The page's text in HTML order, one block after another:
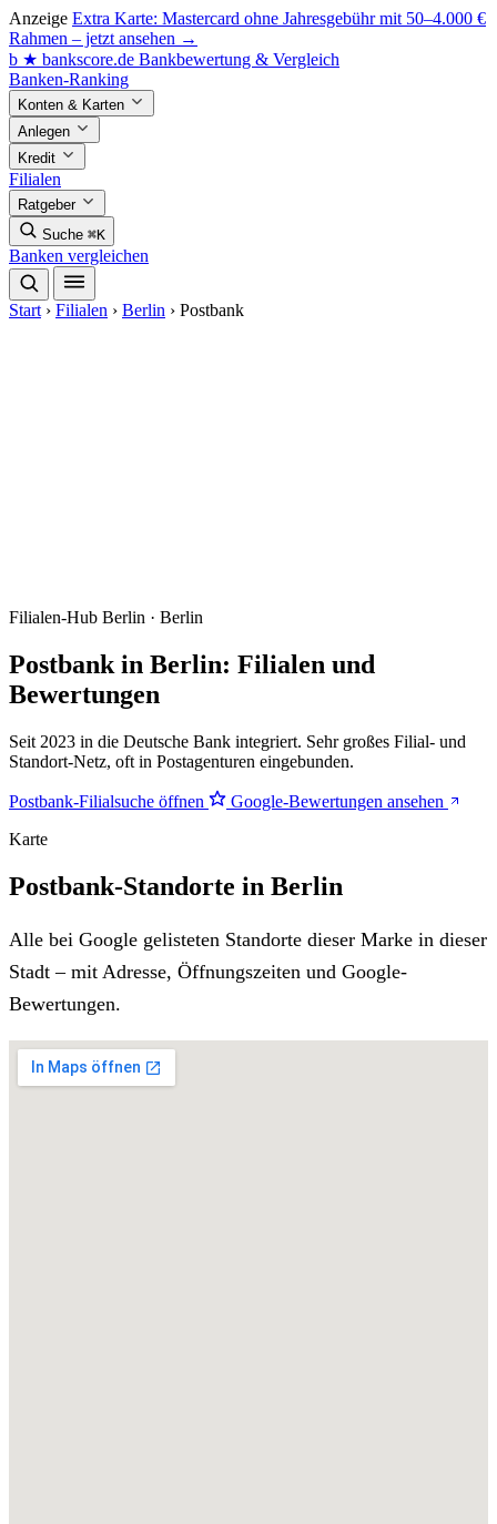
Anzeige Extra Karte: Mastercard ohne Jahresgebühr mit 50–4.000 €
Rahmen – jetzt ansehen →
b ★ bankscore.de Bankbewertung & Vergleich
Banken-Ranking
Konten & Karten
Anlegen
Kredit
Filialen
Ratgeber
Suche ⌘K
Banken vergleichen
Start › Filialen › Berlin › Postbank
Filialen-Hub Berlin · Berlin
Postbank in Berlin: Filialen und
Bewertungen
Seit 2023 in die Deutsche Bank integriert. Sehr großes Filial- und
Standort-Netz, oft in Postagenturen eingebunden.
Postbank-Filialsuche öffnen
Google-Bewertungen ansehen
Karte
Postbank-Standorte in Berlin
Alle bei Google gelisteten Standorte dieser Marke in dieser
Stadt – mit Adresse, Öffnungszeiten und Google-
Bewertungen.